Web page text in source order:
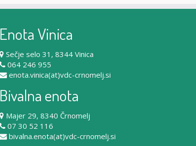
Enota Vinica
Sečje selo 31, 8344 Vinica
064 246 955
enota.vinica(at)vdc-crnomelj.si
Bivalna enota
Majer 29, 8340 Črnomelj
07 30 52 116
bivalna.enota(at)vdc-crnomelj.si